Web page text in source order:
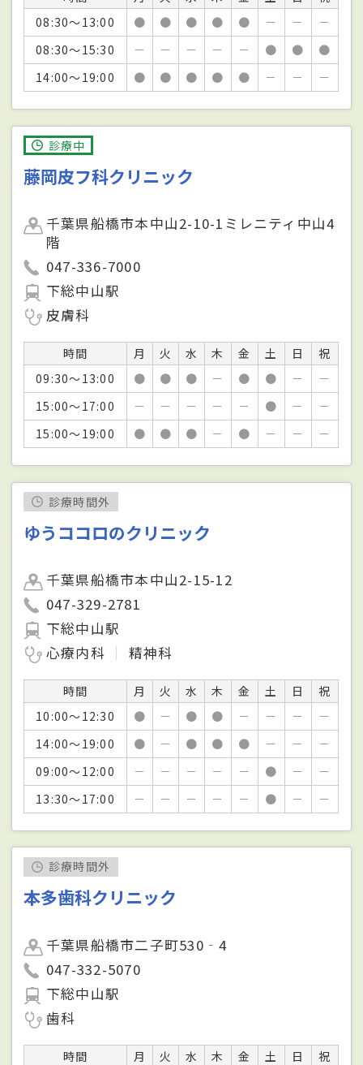
08:30～13:00
● ● ● ● ● － －
－
08:30～15:30
－ － － － － ● ●
●
14:00～19:00
● ● ● ● ● － － －
診療中
藤岡皮フ科クリニック
千葉県船橋市本中山2-10-1ミレニティ中山4
階
047-336-7000
下総中山駅
皮膚科
時間 月 火 水 木 金 土 日
祝
09:30～13:00
● ● ● － ● ● －
－
15:00～17:00
－ － － － － ● －
－
15:00～19:00
● ● ● － ● － － －
診療時間外
ゆうココロのクリニック
千葉県船橋市本中山2-15-12
047-329-2781
下総中山駅
心療内科
精神科
時間 月 火 水 木 金 土 日
祝
10:00～12:30
● － ● ● － － －
－
14:00～19:00
● － ● ● ● － －
－
09:00～12:00
－ － － － － ● －
－
13:30～17:00
－ － － － － ● － －
診療時間外
本多歯科クリニック
千葉県船橋市二子町530‐4
047-332-5070
下総中山駅
歯科
時間 月 火 水 木 金 土 日
祝